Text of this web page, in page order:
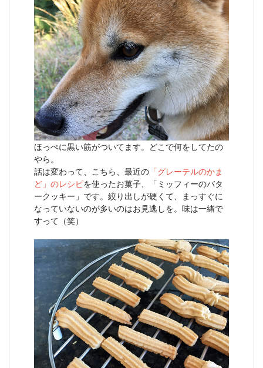
ほっぺに黒い筋がついてます。どこで何をしてたの
やら。
話は変わって、こちら、最近の 「グレーテルのかま
ど」のレシピを使ったお菓子、「ミッフィーのバタ
ークッキー」です。絞り出しが硬くて、まっすぐに
なっていないのが多いのはお見逃しを。味は一緒で
すって（笑）